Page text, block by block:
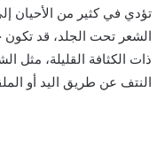
تؤدي في كثير من الأحيان
الشعر تحت الجلد، قد تكون
ذات الكثافة القليلة، مثل
النتف عن طريق اليد أو